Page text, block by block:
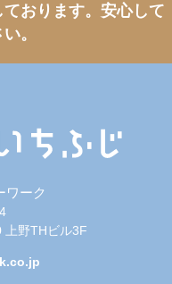
おります。 安心して
。
ワーク
上野THビル3F